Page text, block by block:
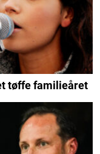
tøffe familieåret